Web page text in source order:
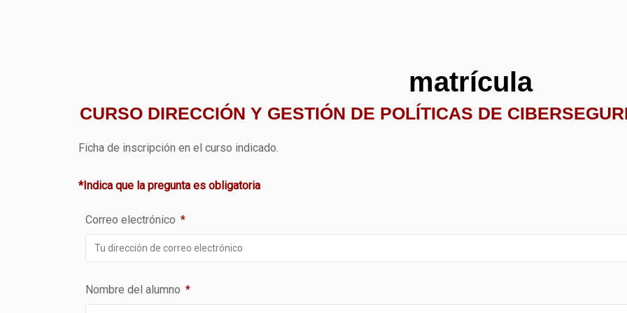
matrícula
CURSO DIRECCIÓN Y GESTIÓN DE POLÍTICAS DE
Ficha de inscripción en el curso indicado.
*Indica que la pregunta es obligatoria
Correo electrónico
Nombre del alumno